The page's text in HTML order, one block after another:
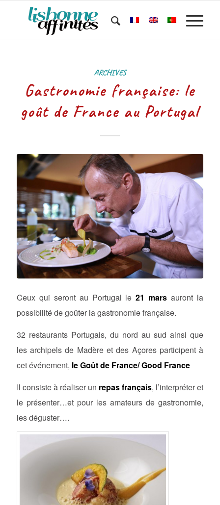
ARCHIVES
Gastronomie française: le
goût de France au Portugal
Ceux qui seront au Portugal le21 mars auront la
possibilité de goûter la gastronomie française.
32 restaurants Portugais, du nord au sud ainsi que
les archipels de Madère et des Açores participent à
cet événement, le Goût de France/ Good France
Il consiste à réaliser un repas français, l’interpréter et
le présenter…et pour les amateurs de gastronomie,
les déguster….